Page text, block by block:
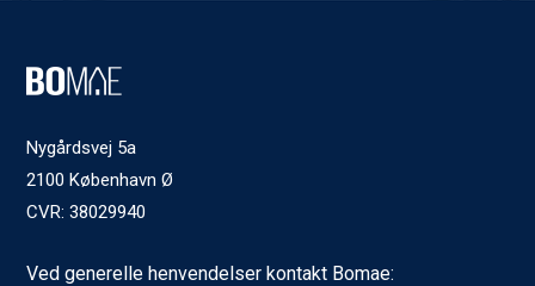
Nygårdsvej 5a
2100 København Ø
CVR: 38029940
Ved generelle henvendelser kontakt Bomae: